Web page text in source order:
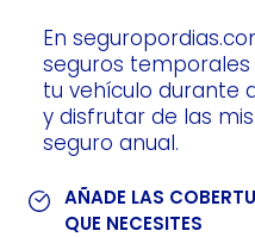
En
seguros
tu vehículo durante
y disfrutar de las
seguro anual.
AÑADE LAS
QUE NECESITES